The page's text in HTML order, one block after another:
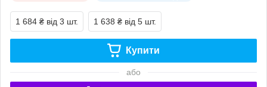
1 684 ₴ від 3 шт. 1 638 ₴ від 5 шт.
Купити
або